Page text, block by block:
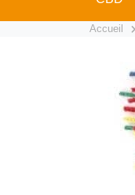
Accueil